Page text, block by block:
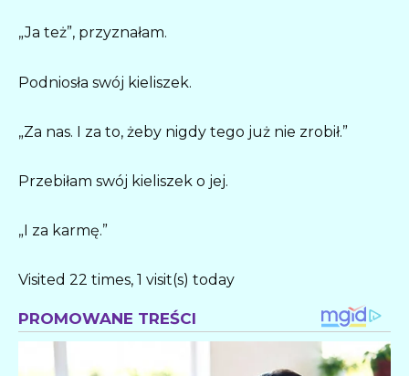
„Ja też”, przyznałam.
Podniosła swój kieliszek.
„Za nas. I za to, żeby nigdy tego już nie zrobił.”
Przebiłam swój kieliszek o jej.
„I za karmę.”
Visited 22 times, 1 visit(s) today